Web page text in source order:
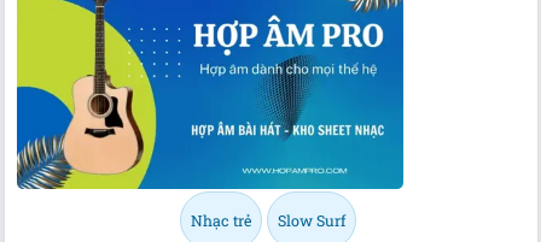
Nhạc trẻ Slow Surf